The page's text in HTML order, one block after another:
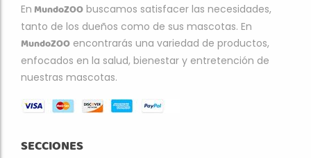
En MundoZOO buscamos satisfacer las necesidades,
tanto de los dueños como de sus mascotas. En
MundoZOO encontrarás una variedad de productos,
enfocados en la salud, bienestar y entretención de
nuestras mascotas.
SECCIONES